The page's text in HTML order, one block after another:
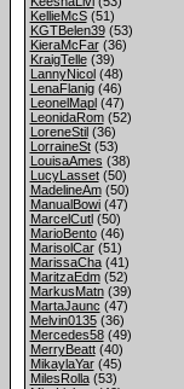
KellieMcS(51)
KGTBelen39(53)
KieraMcFar(36)
KraigTelle(39)
LannyNicol(48)
LenaFlanig(46)
LeonelMapl(47)
LeonidaRom(52)
LoreneStil(36)
LorraineSt(53)
LouisaAmes (38)
LucyLasset(50)
MadelineAm(50)
ManualBowi(47)
MarcelCutl(50)
MarioBento(46)
MarisolCar(51)
MarissaCha(41)
MaritzaEdm(52)
MarkusMatn(39)
MartaJaunc (47)
Melvin0135(36)
Mercedes58(49)
MerryBeatt(40)
MikaylaYar(45)
MilesRolla(53)